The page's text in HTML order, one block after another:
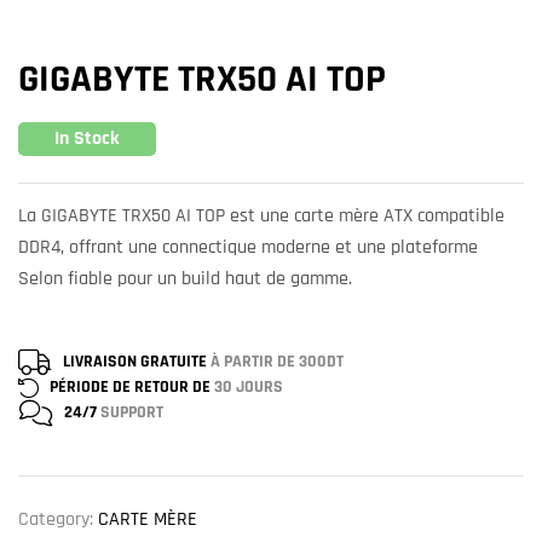
GIGABYTE TRX50 AI TOP
In Stock
La GIGABYTE TRX50 AI TOP est une carte mère ATX compatible
DDR4, offrant une connectique moderne et une plateforme
Selon fiable pour un build haut de gamme.
LIVRAISON GRATUITE À PARTIR DE 300DT
PÉRIODE DE RETOUR DE 30 JOURS
24/7SUPPORT
Category: CARTE MÈRE